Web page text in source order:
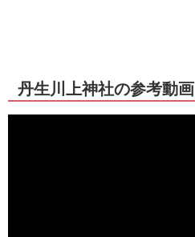
丹生川上神社の参考動画